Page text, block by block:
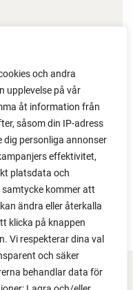
och andra
upplevelse på vår
åt information från
såsom din IP-adress
personliga annonser
effektivitet,
platsdata och
kommer att
ändra eller återkalla
klicka på knappen
Vi respekterar dina val
och säker
behandlar data för
min taktik, som gör
igång.